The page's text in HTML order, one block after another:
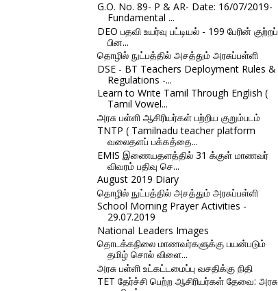
G.O. No. 89- P & AR- Date: 16/07/2019-
Fundamental ...
DEO பதவி உயர்வு பட்டியல் - 199 பேரின் குற்றப்
பின...
தொழில் நுட்பத்தில் அசத்தும் அரசுப்பள்ளி
DSE - BT Teachers Deployment Rules &
Regulations -...
Learn to Write Tamil Through English (
Tamil Vowel...
அரசு பள்ளி ஆசிரியர்கள் பற்றிய குறும்படம்
TNTP ( Tamilnadu teacher platform
வலைதளப் பக்கத்தை...
EMIS இணையதளத்தில் 31 க்குள் மாணவர்
விவரம் பதிவு செ...
August 2019 Diary
தொழில் நுட்பத்தில் அசத்தும் அரசுப்பள்ளி
School Morning Prayer Activities -
29.07.2019
National Leaders Images
தொடக்கநிலை மாணவர்களுக்கு பயன்படும்
தமிழ் சொல் விளை...
அரசு பள்ளி உட்கட்டமைப்பு வசதிக்கு நிதி
TET தேர்ச்சி பெற்ற ஆசிரியர்கள் தேவை: அரசு